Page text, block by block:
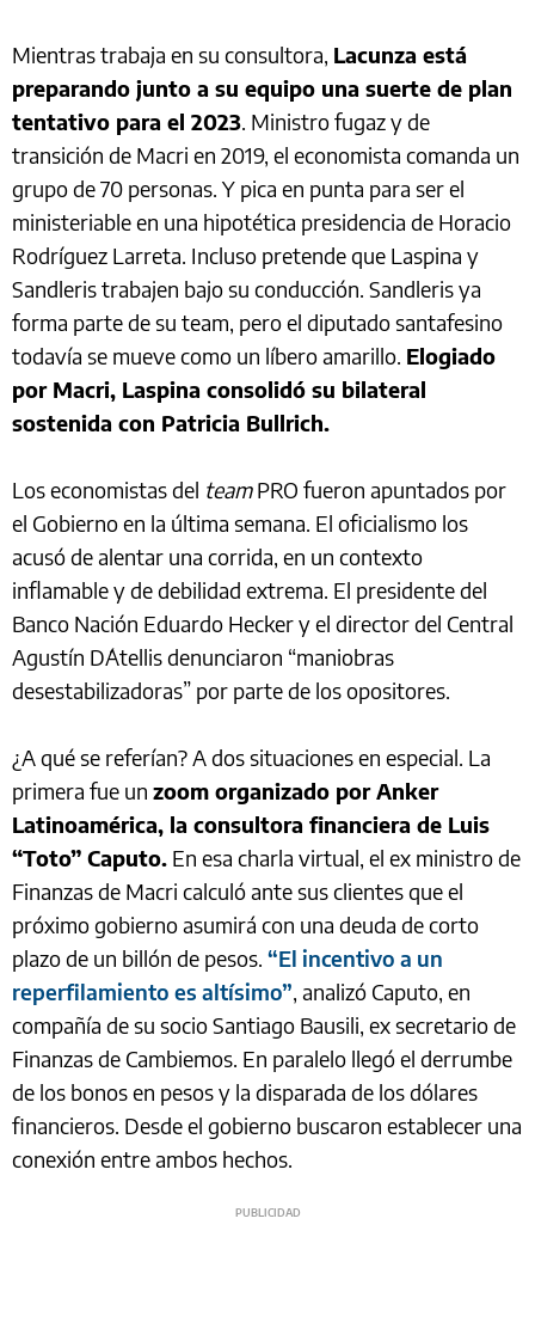
Mientras trabaja en su consultora, Lacunza está
preparando junto a su equipo una suerte de plan
tentativo para el 2023. Ministro fugaz y de
transición de Macri en 2019, el economista comanda un
grupo de 70 personas. Y pica en punta para ser el
ministeriable en una hipotética presidencia de Horacio
Rodríguez Larreta. Incluso pretende que Laspina y
Sandleris trabajen bajo su conducción. Sandleris ya
forma parte de su team, pero el diputado santafesino
todavía se mueve como un líbero amarillo. Elogiado
por Macri, Laspina consolidó su bilateral
sostenida con Patricia Bullrich.
Los economistas del teamPRO fueron apuntados por
el Gobierno en la última semana. El oficialismo los
acusó de alentar una corrida, en un contexto
inflamable y de debilidad extrema. El presidente del
Banco Nación Eduardo Hecker y el director del Central
Agustín D´Atellis denunciaron “maniobras
desestabilizadoras” por parte de los opositores.
¿A qué se referían? A dos situaciones en especial. La
primera fue un zoom organizado por Anker
Latinoamérica, la consultora financiera de Luis
“Toto” Caputo. En esa charla virtual, el ex ministro de
Finanzas de Macri calculó ante sus clientes que el
próximo gobierno asumirá con una deuda de corto
plazo de un billón de pesos. “El incentivo a un
reperfilamiento es altísimo”, analizó Caputo, en
compañía de su socio Santiago Bausili, ex secretario de
Finanzas de Cambiemos. En paralelo llegó el derrumbe
de los bonos en pesos y la disparada de los dólares
financieros. Desde el gobierno buscaron establecer una
conexión entre ambos hechos.